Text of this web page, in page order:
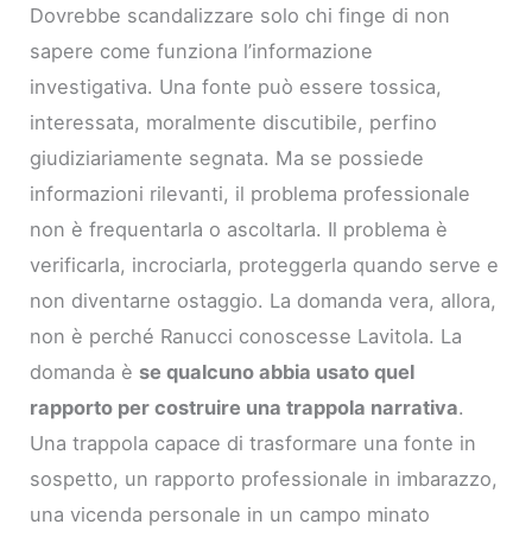
Dovrebbe scandalizzare solo chi finge di non
sapere come funziona l’informazione
investigativa. Una fonte può essere tossica,
interessata, moralmente discutibile, perfino
giudiziariamente segnata. Ma se possiede
informazioni rilevanti, il problema professionale
non è frequentarla o ascoltarla. Il problema è
verificarla, incrociarla, proteggerla quando serve e
non diventarne ostaggio. La domanda vera, allora,
non è perché Ranucci conoscesse Lavitola. La
domanda è se qualcuno abbia usato quel
rapporto per costruire una trappola narrativa.
Una trappola capace di trasformare una fonte in
sospetto, un rapporto professionale in imbarazzo,
una vicenda personale in un campo minato